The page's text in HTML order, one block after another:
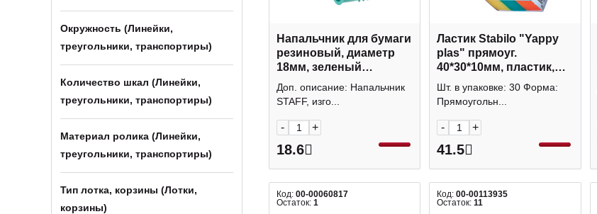
Окружность (Линейки,
треугольники, транспортиры)
Количество шкал (Линейки,
треугольники, транспортиры)
Материал ролика (Линейки,
треугольники, транспортиры)
Тип лотка, корзины (Лотки,
корзины)
Напальчник для бумаги
резиновый, диаметр
18мм, зеленый
"Everyday" 227964 Staff
Доп. описание: Напальчник
STAFF, изго...
- +
18.6
Ластик Stabilo "Yappy
plas" прямоуг.
40*30*10мм, пластик,
комбинир. 1195/30
Шт. в упаковке: 30 Форма:
Прямоугольн...
- +
41.5
Код: 00-00060817
Остаток: 1
Код:00-00113935
Остаток:11